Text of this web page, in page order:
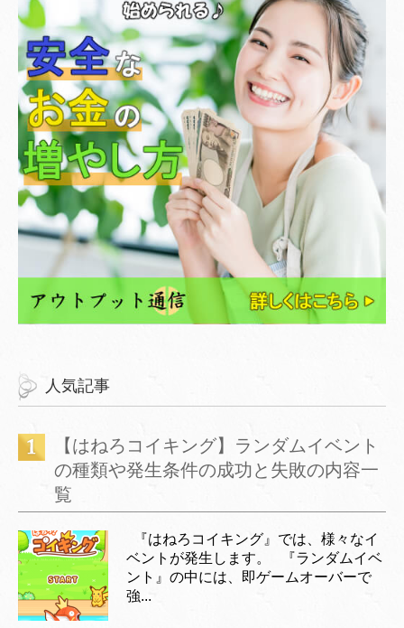
人気記事
【はねろコイキング】ランダムイベント
の種類や発生条件の成功と失敗の内容一
覧
『はねろコイキング』では、様々なイ
ベントが発生します。 『ランダムイベ
ント』の中には、即ゲームオーバーで
強...